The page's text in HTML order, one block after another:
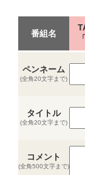
番組名
ペンネーム
(全角20文字まで)
タイトル
(全角20文字まで)
コメント
(全角500文字まで)